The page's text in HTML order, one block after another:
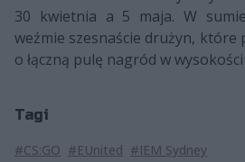
30 kwietnia a 5 maja. W
weźmie szesnaście drużyn, które
o łączną pulę nagród w
Tagi
#CS:GO #EUnited #IEM Sydney